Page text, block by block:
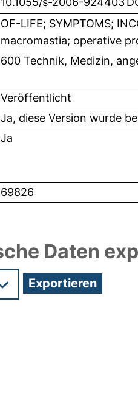
OF-LIFE; SYMPTOMS;
macromastia; operative
600 Technik, Medizin,
Veröffentlicht
Ja, diese Version wurde
Ja
69826
Daten